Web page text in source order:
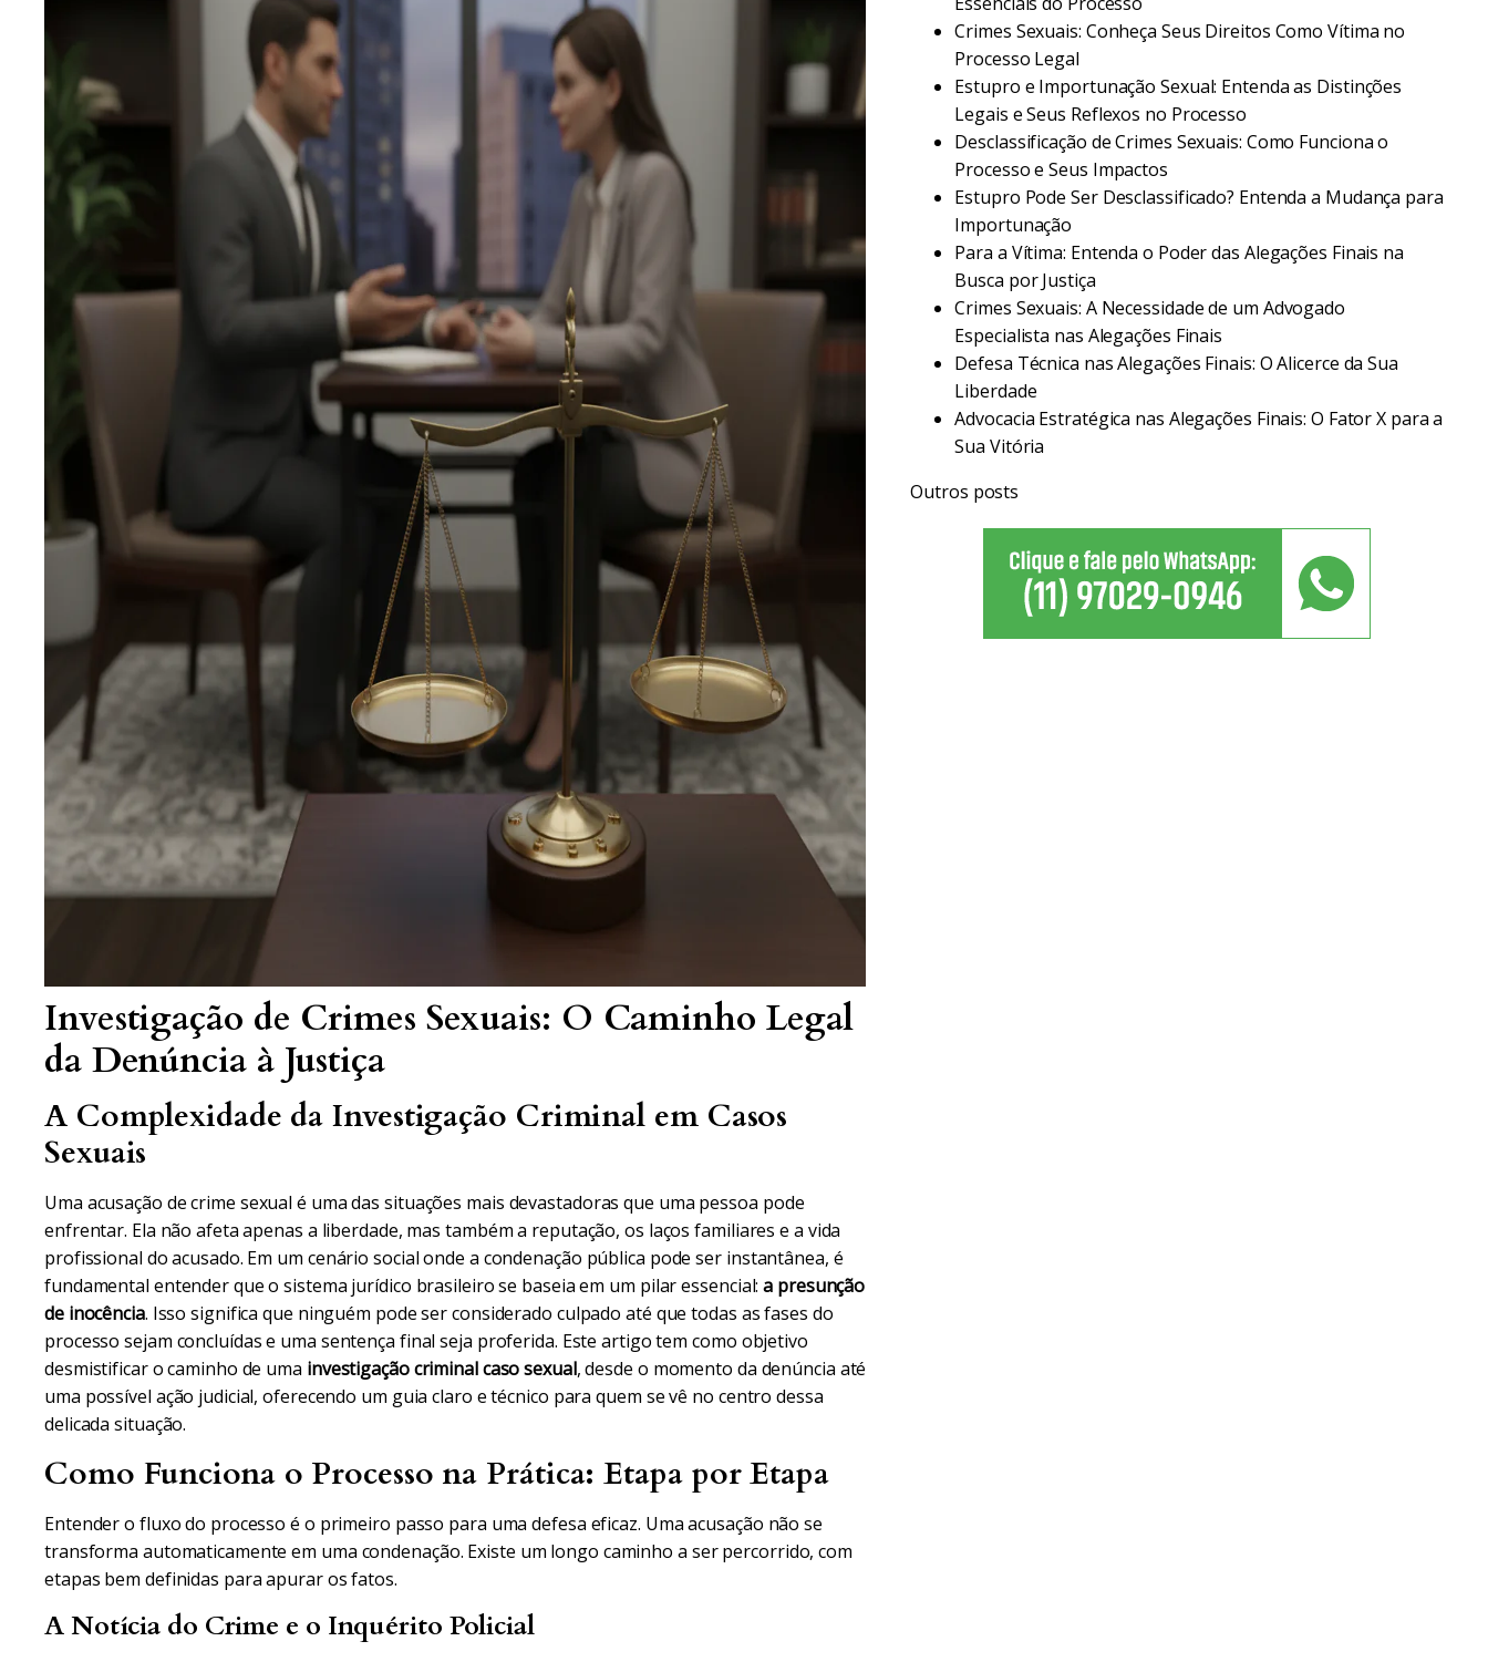
Investigação de Crimes Sexuais: O Caminho Legal
da Denúncia à Justiça
A Complexidade da Investigação Criminal em Casos
Sexuais
Uma acusação de crime sexual é uma das situações mais devastadoras que uma pessoa pode
enfrentar. Ela não afeta apenas a liberdade, mas também a reputação, os laços familiares e a vida
profissional do acusado. Em um cenário social onde a condenação pública pode ser instantânea, é
fundamental entender que o sistema jurídico brasileiro se baseia em um pilar essencial:a presunção
de inocência. Isso significa que ninguém pode ser considerado culpado até que todas as fases do
processo sejam concluídas e uma sentença final seja proferida. Este artigo tem como objetivo
desmistificar o caminho de uma investigação criminal caso sexual, desde o momento da denúncia até
uma possível ação judicial, oferecendo um guia claro e técnico para quem se vê no centro dessa
delicada situação.
Como Funciona o Processo na Prática: Etapa por Etapa
Entender o fluxo do processo é o primeiro passo para uma defesa eficaz. Uma acusação não se
transforma automaticamente em uma condenação. Existe um longo caminho a ser percorrido, com
etapas bem definidas para apurar os fatos.
A Notícia do Crime e o Inquérito Policial
Crimes Sexuais: Conheça Seus Direitos Como Vítima no
Processo Legal
Estupro e Importunação Sexual: Entenda as Distinções
Legais e Seus Reflexos no Processo
Desclassificação de Crimes Sexuais: Como Funciona o
Processo e Seus Impactos
Estupro Pode Ser Desclassificado? Entenda a Mudança para
Importunação
Para a Vítima: Entenda o Poder das Alegações Finais na
Busca por Justiça
Crimes Sexuais: A Necessidade de um Advogado
Especialista nas Alegações Finais
Defesa Técnica nas Alegações Finais: O Alicerce da Sua
Liberdade
Advocacia Estratégica nas Alegações Finais: O Fator X para a
Sua Vitória
Outros posts